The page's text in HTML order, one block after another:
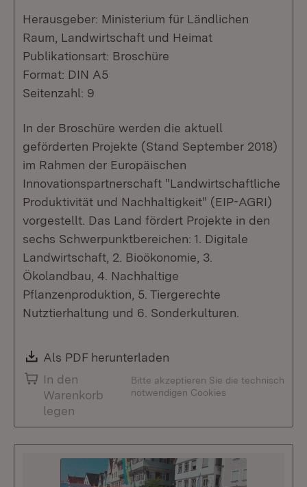
Herausgeber: Ministerium für Ländlichen
Raum, Landwirtschaft und Heimat
Publikationsart: Broschüre
Format: DIN A5
Seitenzahl: 9
In der Broschüre werden die aktuell
geförderten Projekte (Stand September 2018)
im Rahmen der Europäischen
Innovationspartnerschaft "Landwirtschaftliche
Produktivität und Nachhaltigkeit" (EIP-AGRI)
vorgestellt. Das Land fördert Projekte in den
sechs Schwerpunktbereichen: 1. Digitale
Landwirtschaft, 2. Bioökonomie, 3.
Ökolandbau, 4. Nachhaltige
Pflanzenproduktion, 5. Tiergerechte
Nutztierhaltung und 6. Sonderkulturen.
Download:
Als PDF herunterladen
In den
Warenkorb
legen
Bitte akzeptieren Sie die technisch
notwendigen Cookies